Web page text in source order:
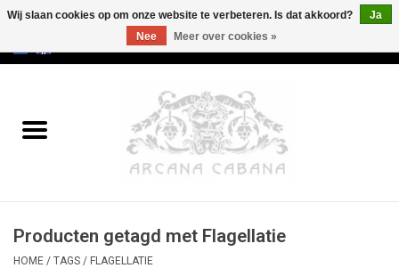
Oud & Zeldzaam
Erotica
Producten getagd met Flagellatie
HOME / TAGS / FLAGELLATIE
Wij slaan cookies op om onze website te verbeteren. Is dat akkoord?
Ja
Nee
Meer over cookies »